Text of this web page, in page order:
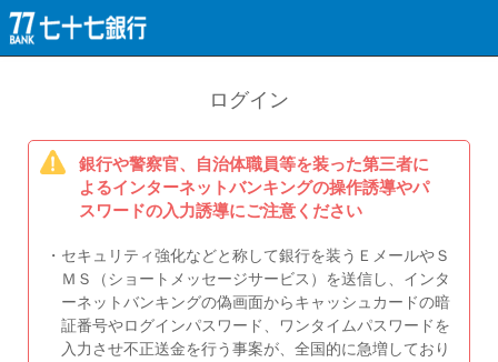
ログイン
銀行や警察官、自治体職員等を装った第三者に
よるインターネットバンキングの操作誘導やパ
スワードの入力誘導にご注意ください
・セキュリティ強化などと称して銀行を装うＥメールやＳ
ＭＳ（ショートメッセージサービス）を送信し、インタ
ーネットバンキングの偽画面からキャッシュカードの暗
証番号やログインパスワード、ワンタイムパスワードを
入力させ不正送金を行う事案が、全国的に急増しており